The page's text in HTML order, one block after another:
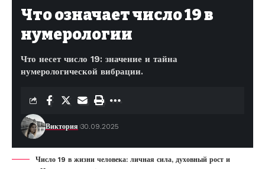
Что означает число 19 в
нумерологии
Что несет число 19: значение и тайна
нумерологической вибрации.
Виктория 30.09.2025
Число 19 в жизни человека: личная сила, духовный рост и